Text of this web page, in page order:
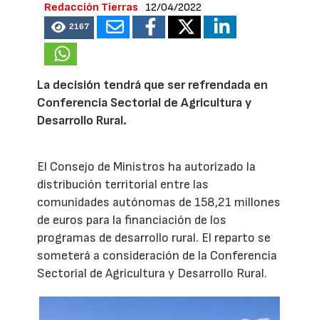
Redacción Tierras 12/04/2022
2167
La decisión tendrá que ser refrendada en
Conferencia Sectorial de Agricultura y
Desarrollo Rural.
El Consejo de Ministros ha autorizado la
distribución territorial entre las
comunidades autónomas de 158,21 millones
de euros para la financiación de los
programas de desarrollo rural. El reparto se
someterá a consideración de la Conferencia
Sectorial de Agricultura y Desarrollo Rural.